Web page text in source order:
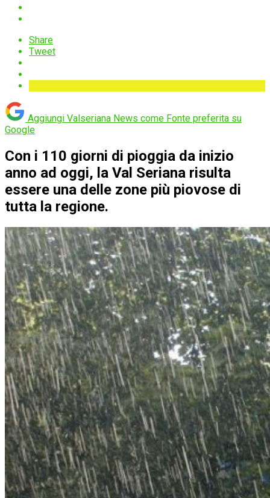
Share
Tweet
Aggiungi Valseriana News come Fonte preferita su
Google
Con i 110 giorni di pioggia da inizio
anno ad oggi, la Val Seriana risulta
essere una delle zone più piovose di
tutta la regione.